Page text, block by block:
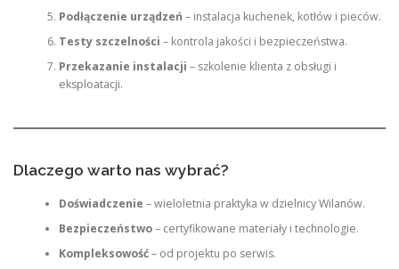
Podłączenie urządzeń – instalacja kuchenek, kotłów i pieców.
Testy szczelności – kontrola jakości i bezpieczeństwa.
Przekazanie instalacji – szkolenie klienta z obsługi i
eksploatacji.
Dlaczego warto nas wybrać?
Doświadczenie – wieloletnia praktyka w dzielnicy Wilanów.
Bezpieczeństwo– certyfikowane materiały i technologie.
Kompleksowość– od projektu po serwis.